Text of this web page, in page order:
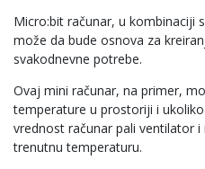
Micro:bit računar, u kombinaciji
može da bude osnova za
svakodnevne potrebe.
Ovaj mini računar, na primer,
temperature u prostoriji i
vrednost računar pali ventilator
trenutnu temperaturu.